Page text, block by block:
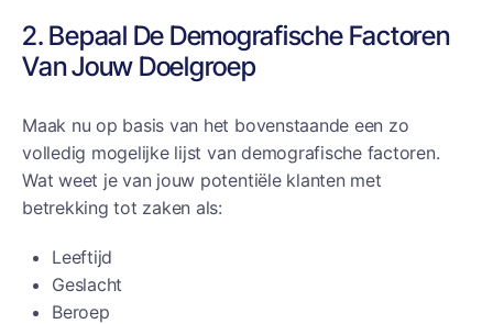
2. Bepaal De Demografische Factoren
Van Jouw Doelgroep
Maak nu op basis van het bovenstaande een zo
volledig mogelijke lijst van demografische factoren.
Wat weet je van jouw potentiële klanten met
betrekking tot zaken als:
Leeftijd
Geslacht
Beroep